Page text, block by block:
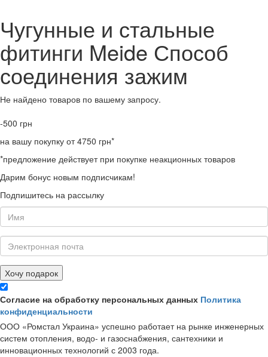
Чугунные и стальные
фитинги Meide Способ
соединения зажим
Не найдено товаров по вашему запросу.
-500 грн
на вашу покупку от 4750 грн*
*предложение действует при покупке неакционных товаров
Дарим бонус новым подписчикам!
Подпишитесь на рассылку
Хочу подарок
Согласие на обработку персональных данных Политика
конфиденциальности
ООО «Ромстал Украина» успешно работает на рынке инженерных
систем отопления, водо- и газоснабжения, сантехники и
инновационных технологий с 2003 года.